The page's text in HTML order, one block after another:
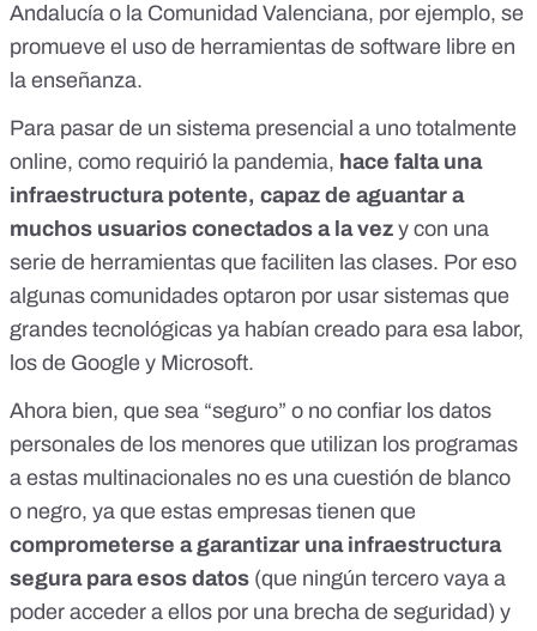
Andalucía o la Comunidad Valenciana, por ejemplo, se
promueve el uso de herramientas de software libre en
la enseñanza.
Para pasar de un sistema presencial a uno totalmente
online, como requirió la pandemia, hace falta una
infraestructura potente, capaz de aguantar a
muchos usuarios conectados a la vez y con una
serie de herramientas que faciliten las clases. Por eso
algunas comunidades optaron por usar sistemas que
grandes tecnológicas ya habían creado para esa labor,
los de Google y Microsoft.
Ahora bien, que sea “seguro” o no confiar los datos
personales de los menores que utilizan los programas
a estas multinacionales no es una cuestión de blanco
o negro, ya que estas empresas tienen que
comprometerse a garantizar una infraestructura
segura para esos datos (que ningún tercero vaya a
poder acceder a ellos por una brecha de seguridad) y